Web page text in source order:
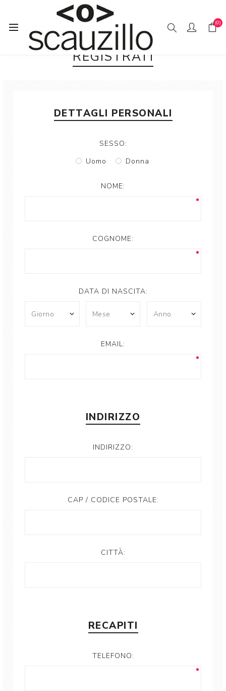
(0)
REGISTRATI
DETTAGLI PERSONALI
SESSO:
Uomo
Donna
NOME:
COGNOME:
DATA DI NASCITA:
EMAIL:
INDIRIZZO
INDIRIZZO:
CAP / CODICE POSTALE:
CITTÀ:
RECAPITI
TELEFONO: